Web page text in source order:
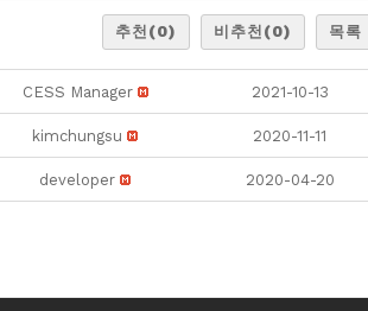
추천 (0) 비추천 (0) 목록
CESS Manager 2021-10-13
kimchungsu 2020-11-11
developer 2020-04-20